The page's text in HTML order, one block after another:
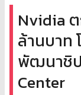
Nvidia
ล้านบาท
พัฒนาชิป
Center